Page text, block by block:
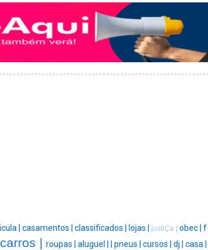
| casamentos | classificados | lojas | justiÇa | obec | f |
carros | roupas | aluguel | pneus | cursos | dj | casa |